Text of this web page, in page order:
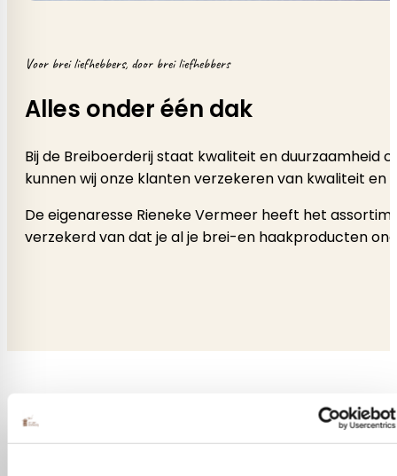
Voor brei liefhebbers, door brei liefhebbers
Alles onder één dak
Bij de Breiboerderij staat kwaliteit en duurzaamheid
kunnen wij onze klanten verzekeren van kwaliteit en
De eigenaresse Rieneke Vermeer heeft het
verzekerd van dat je al je brei-en haakproducten